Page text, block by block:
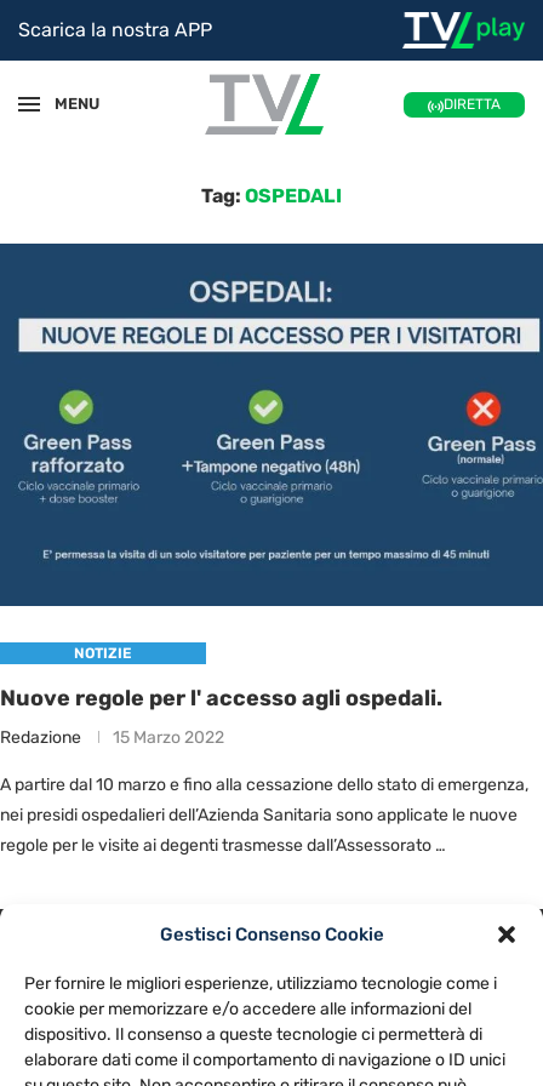
Gestisci Consenso Cookie
Per fornire le migliori esperienze, utilizziamo tecnologie come i
cookie per memorizzare e/o accedere alle informazioni del
dispositivo. Il consenso a queste tecnologie ci permetterà di
elaborare dati come il comportamento di navigazione o ID unici
Scarica la nostra APP
MENU DIRETTA
Tag: OSPEDALI
NOTIZIE
Nuove regole per l' accesso agli ospedali.
Redazione 15 Marzo 2022
A partire dal 10 marzo e fino alla cessazione dello stato di emergenza,
nei presidi ospedalieri dell’Azienda Sanitaria sono applicate le nuove
regole per le visite ai degenti trasmesse dall’Assessorato …
NOTE LEGALI
CONTATTACI PREFERENZE
TV LIBERA S.P.A.
Via Monteleonese 95/21 – 51100 Pistoia (PT)